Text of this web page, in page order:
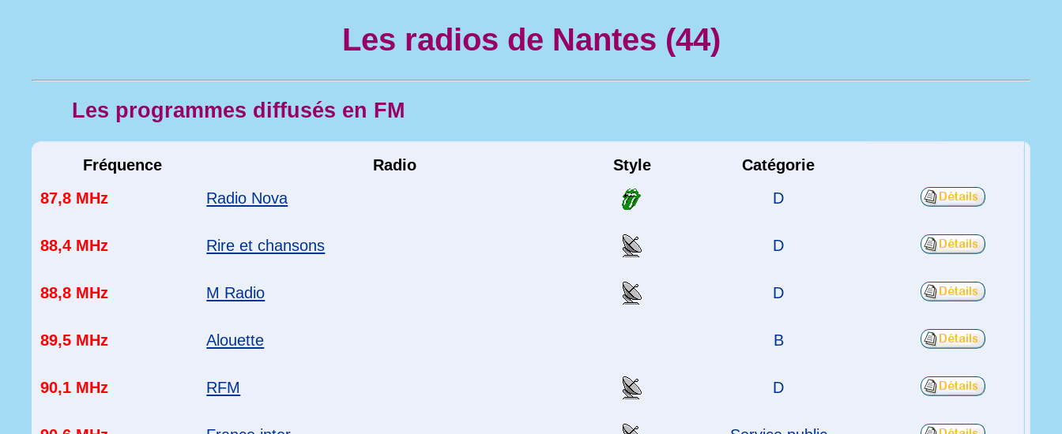
Les radios de Nantes (44)
Les programmes diffusés en FM
Fréquence Radio Style
Catégorie
87,8 MHz
Radio Nova D
88,4 MHz Rire et chansons D
88,8 MHz M Radio D
89,5 MHz Alouette B
90,1 MHz RFM D